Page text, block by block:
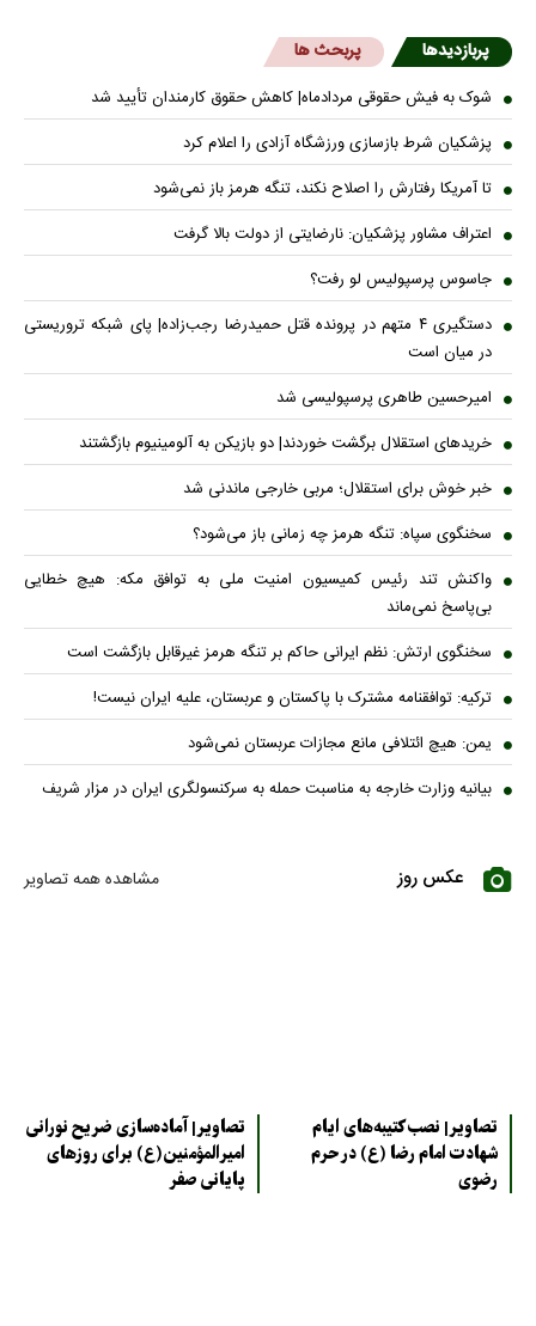
پربازدیدها پربحث ها
شوک به فیش حقوقی مردادماه| کاهش حقوق کارمندان تأیید شد
پزشکیان شرط بازسازی ورزشگاه آزادی را اعلام کرد
تا آمریکا رفتارش را اصلاح نکند، تنگه هرمز باز نمی‌شود
اعتراف مشاور پزشکیان: نارضایتی از دولت بالا گرفت
جاسوس پرسپولیس لو رفت؟
دستگیری ۴ متهم در پرونده قتل حمیدرضا رجب‌زاده| پای شبکه تروریستی
در میان است
امیرحسین طاهری پرسپولیسی شد
خریدهای استقلال برگشت خوردند| دو بازیکن به آلومینیوم بازگشتند
خبر خوش برای استقلال؛ مربی خارجی ماندنی شد
سخنگوی سپاه: تنگه هرمز چه زمانی باز می‌شود؟
واکنش تند رئیس کمیسیون امنیت ملی به توافق مکه: هیچ خطایی
بی‌پاسخ نمی‌ماند
سخنگوی ارتش: نظم ایرانی حاکم بر تنگه هرمز غیرقابل بازگشت است
ترکیه: توافقنامه مشترک با پاکستان و عربستان، علیه ایران نیست!
یمن: هیچ ائتلافی مانع مجازات عربستان نمی‌شود
بیانیه وزارت خارجه به مناسبت حمله به سرکنسولگری ایران در مزار شریف
عکس روز مشاهده همه تصاویر
تصاویر| نصب کتیبه‌های ایام
شهادت امام رضا (ع) در حرم
رضوی
تصاویر| آماده‌سازی ضریح نورانی
امیرالمؤمنین(ع) برای روزهای
پایانی صفر